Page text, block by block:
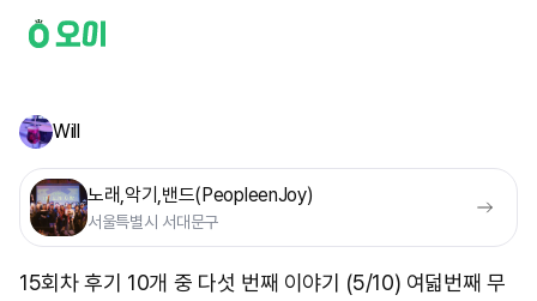
Will
노래,악기,밴드(PeopleenJoy)
서울특별시 서대문구
15회차 후기 10개 중 다섯 번째 이야기 (5/10) 여덟번째 무